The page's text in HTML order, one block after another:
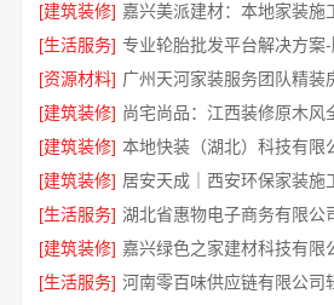
[建筑装修] 嘉兴美派建材：本地家装施
[生活服务] 专业轮胎批发平台解决方案
[资源材料] 广州天河家装服务团队精装
[建筑装修] 尚宅尚品：江西装修原木风
[建筑装修]
[建筑装修] 居安天成｜西安环保家装施
[生活服务]
[建筑装修]
[生活服务] 河南零百味供应链有限公司